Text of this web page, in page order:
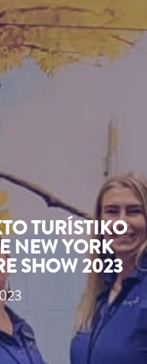
TURÍSTIKO
NEW YORK
SHOW 2023